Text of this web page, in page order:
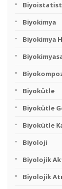
Biyokimya
Biyokimya
Biyokütle
Biyokütle
Biyokütle
Biyoloji
Biyolojik
Biyolojik